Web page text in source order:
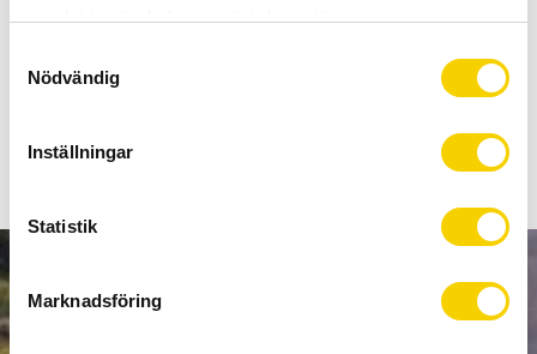
samlat in när du har använt deras tjänster.
k
s
v
a
Nödvändig
Inställningar
Statistik
Marknadsföring